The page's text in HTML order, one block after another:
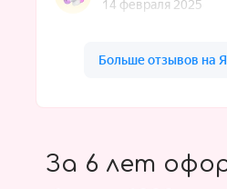
За 6 лет